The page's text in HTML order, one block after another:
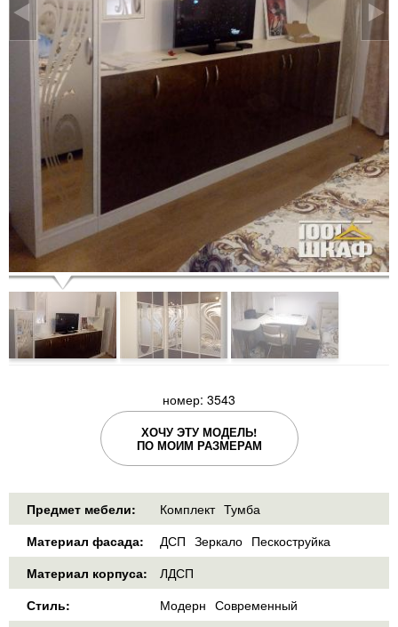
номер: 3543
ХОЧУ ЭТУ МОДЕЛЬ!
ПО МОИМ РАЗМЕРАМ
Предмет мебели: Комплект Тумба
Материал фасада:
ДСП Зеркало Пескоструйка
Материал корпуса:
ЛДСП
Стиль:
Модерн Современный